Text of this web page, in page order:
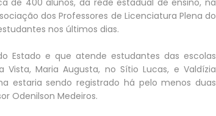
de 400 alunos, da rede estadual de ensino, na
dos Professores de Licenciatura Plena do
nos últimos dias.
Estado e que atende estudantes das escolas
Maria Augusta, no Sítio Lucas, e Valdízia
estaria sendo registrado há pelo menos duas
Odenilson Medeiros.